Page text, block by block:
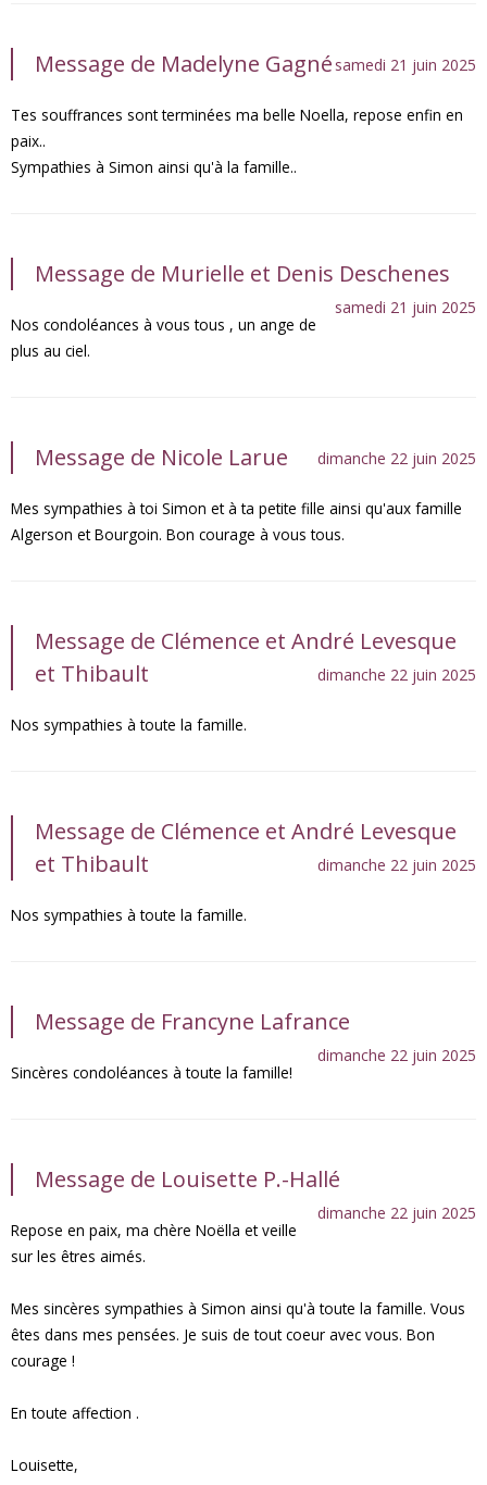
Message de Madelyne Gagné samedi 21 juin 2025
Tes souffrances sont terminées ma belle Noella, repose enfin en
paix..
Sympathies à Simon ainsi qu'à la famille..
Message de Murielle et Denis Deschenes
samedi 21 juin 2025
Nos condoléances à vous tous , un ange de
plus au ciel.
Message de Nicole Larue dimanche 22 juin 2025
Mes sympathies à toi Simon et à ta petite fille ainsi qu'aux famille
Algerson et Bourgoin. Bon courage à vous tous.
Message de Clémence et André Levesque
et Thibault
dimanche 22 juin 2025
Nos sympathies à toute la famille.
Message de Clémence et André Levesque
et Thibault
dimanche 22 juin 2025
Nos sympathies à toute la famille.
Message de Francyne Lafrance
dimanche 22 juin 2025
Sincères condoléances à toute la famille!
Message de Louisette P.-Hallé
dimanche 22 juin 2025
Repose en paix, ma chère Noëlla et veille
sur les êtres aimés.
Mes sincères sympathies à Simon ainsi qu'à toute la famille. Vous
êtes dans mes pensées. Je suis de tout coeur avec vous. Bon
courage !
En toute affection .
Louisette,